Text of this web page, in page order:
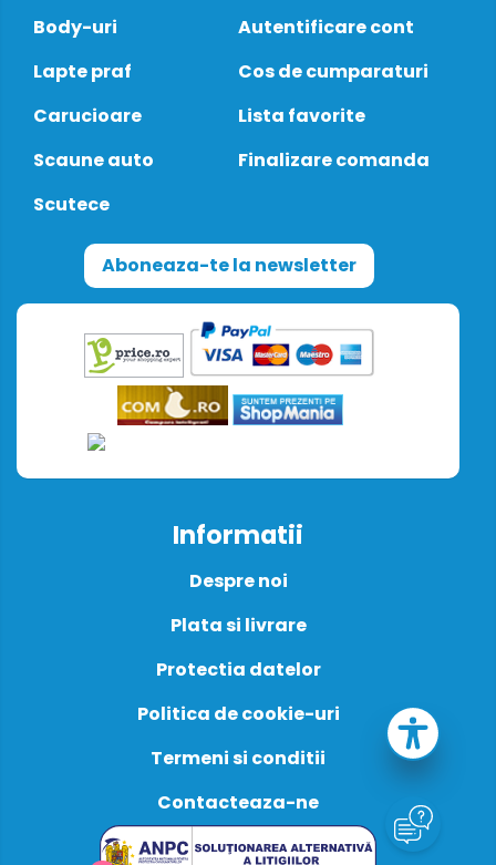
Body-uri
Lapte praf
Carucioare
Scaune auto
Scutece
Autentificare cont
Cos de cumparaturi
Lista favorite
Finalizare comanda
Aboneaza-te la newsletter
Informatii
Despre noi
Plata si livrare
Protectia datelor
Politica de cookie-uri
Termeni si conditii
Contacteaza-ne